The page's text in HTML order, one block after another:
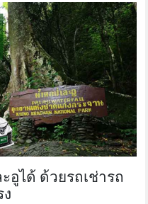
อูได้ ด้วยรถเช่ารถ